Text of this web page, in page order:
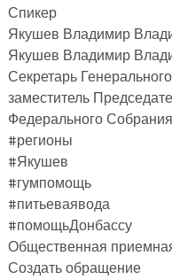
Спикер
Якушев Владимир
Якушев Владимир
Секретарь
заместитель
Федерального
#регионы
#Якушев
#гумпомощь
#питьеваявода
#помощьДонбассу
Общественная
Создать обращение